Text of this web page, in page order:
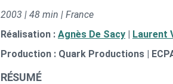
2003 | 48 min | France
Réalisation : Agnès De Sacy | Laurent
Production : Quark Productions |
RÉSUMÉ